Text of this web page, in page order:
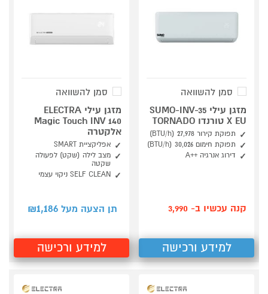
סמן להשוואה
מזגן עילי SUMO-INV-35
X EU טורנדו TORNADO
תפוקת קירור 27,978 (BTU/h)
תפוקת חימום 30,026 (BTU/h)
דירוג אנרגיה ++A
קנה עכשיו ב- 3,990
למידע ורכישה
סמן להשוואה
מזגן עילי ELECTRA
Magic Touch INV 140
אלקטרה
אפליקציית SMART
מצב לילה (שקט) לפעולה
שקטה
SELF CLEAN ניקוי עצמי
תן הצעה מעל ₪ 1,186
למידע ורכישה